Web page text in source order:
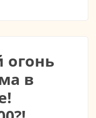
огонь
в